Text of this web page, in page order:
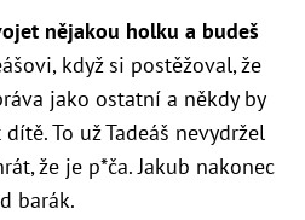
nějakou holku a budeš
když si postěžoval, že
jako ostatní a někdy by
To už Tadeáš nevydržel
že je p*ča. Jakub nakonec
barák.